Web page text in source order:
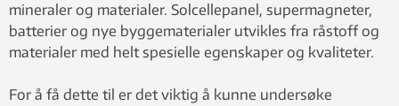
mineraler og materialer. Solcellepanel, supermagneter,
batterier og nye byggematerialer utvikles fra råstoff og
materialer med helt spesielle egenskaper og kvaliteter.
For å få dette til er det viktig å kunne undersøke